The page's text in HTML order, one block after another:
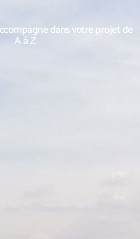
dans votre projet de
A à Z